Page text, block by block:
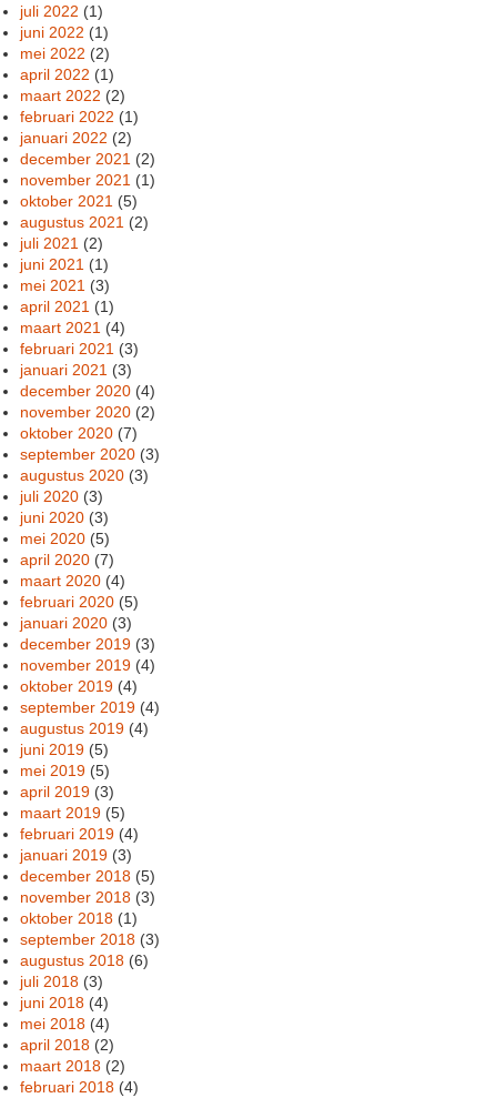
juli 2022 (1)
juni 2022 (1)
mei 2022 (2)
april 2022 (1)
maart 2022 (2)
februari 2022 (1)
januari 2022 (2)
december 2021 (2)
november 2021 (1)
oktober 2021 (5)
augustus 2021 (2)
juli 2021 (2)
juni 2021 (1)
mei 2021 (3)
april 2021 (1)
maart 2021 (4)
februari 2021 (3)
januari 2021 (3)
december 2020 (4)
november 2020 (2)
oktober 2020 (7)
september 2020 (3)
augustus 2020 (3)
juli 2020 (3)
juni 2020 (3)
mei 2020 (5)
april 2020 (7)
maart 2020 (4)
februari 2020 (5)
januari 2020 (3)
december 2019 (3)
november 2019 (4)
oktober 2019 (4)
september 2019 (4)
augustus 2019 (4)
juni 2019 (5)
mei 2019 (5)
april 2019 (3)
maart 2019 (5)
februari 2019 (4)
januari 2019 (3)
december 2018 (5)
november 2018 (3)
oktober 2018 (1)
september 2018 (3)
augustus 2018 (6)
juli 2018 (3)
juni 2018 (4)
mei 2018 (4)
april 2018 (2)
maart 2018 (2)
februari 2018 (4)